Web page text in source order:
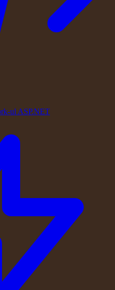
ul ASP.NET